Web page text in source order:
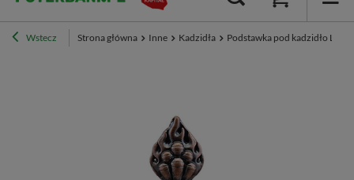
Wstecz Strona główna Inne Kadzidła Podstawka pod kadzidło Lotus